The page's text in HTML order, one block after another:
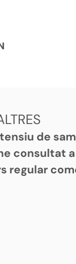
de
consultat
regular